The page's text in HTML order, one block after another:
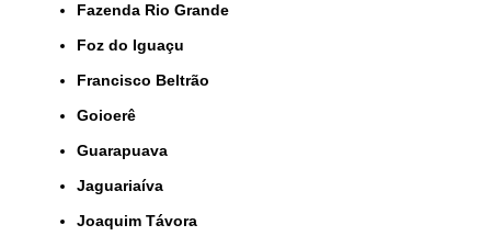
Fazenda Rio Grande
Foz do Iguaçu
Francisco Beltrão
Goioerê
Guarapuava
Jaguariaíva
Joaquim Távora